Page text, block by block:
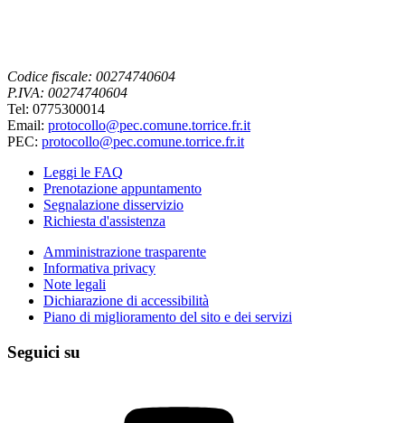
Codice fiscale: 00274740604
P.IVA: 00274740604
Tel: 0775300014
Email: protocollo@pec.comune.torrice.fr.it
PEC: protocollo@pec.comune.torrice.fr.it
Leggi le FAQ
Prenotazione appuntamento
Segnalazione disservizio
Richiesta d'assistenza
Amministrazione trasparente
Informativa privacy
Note legali
Dichiarazione di accessibilità
Piano di miglioramento del sito e dei servizi
Seguici su